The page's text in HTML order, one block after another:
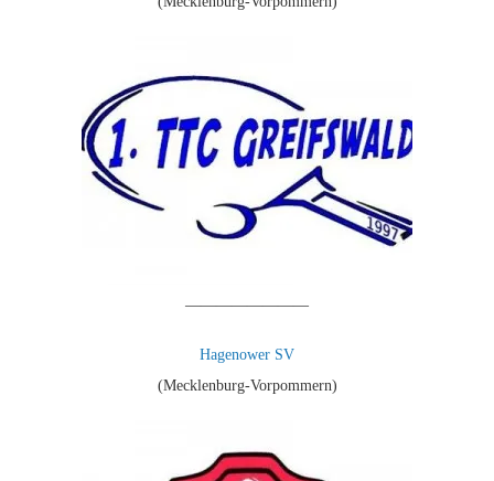
————————
Hagenower SV
(Mecklenburg-Vorpommern)